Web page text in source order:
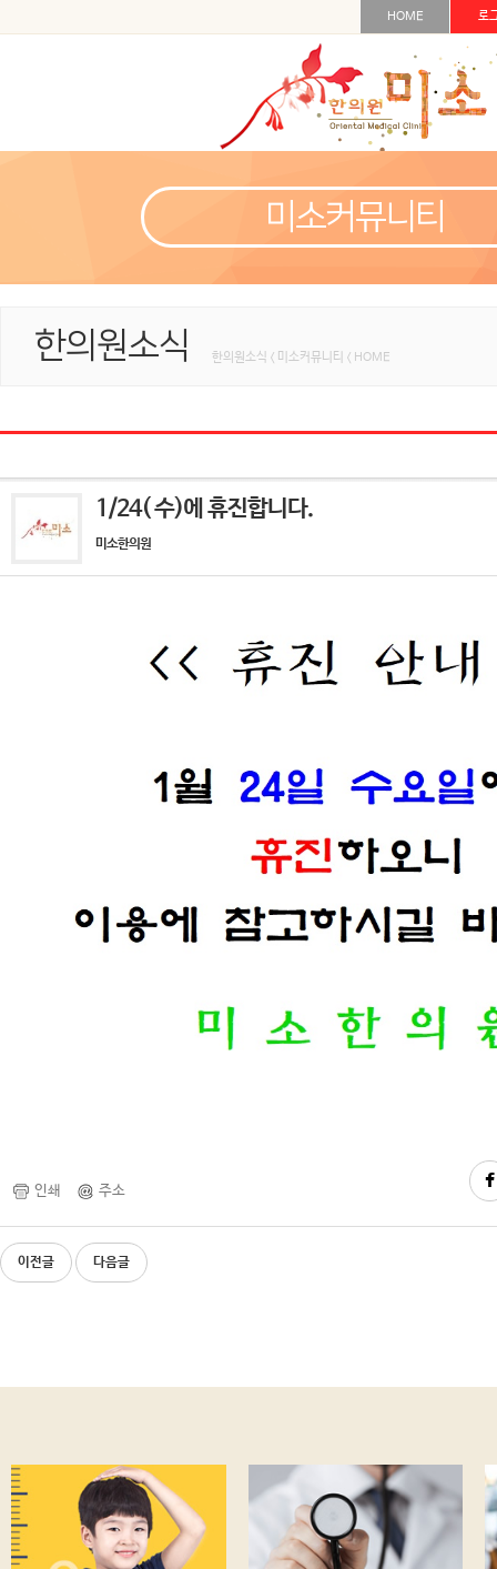
HOME 로
미소커뮤니티
한의원소식 한의원소식 < 미소커뮤니티 < HOME
1/24( 수)에 휴진합니다.
미소한의원
인쇄 주소
이전글 다음글